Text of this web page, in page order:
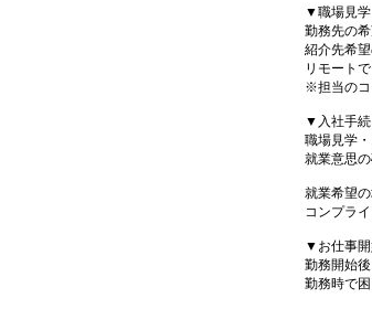
▼職場見
勤務先の
紹介先希
リモート
※担当のコ
▼入社手続
職場見学
就業意思
就業希望
コンプラ
▼お仕事
勤務開始
勤務時で